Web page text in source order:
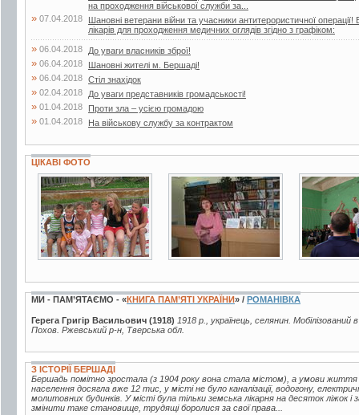
на проходження військової служби за...
» 07.04.2018
Шановні ветерани війни та учасники антитерористичної
лікарів для проходження медичних оглядів згідно з графіком:
» 06.04.2018 До уваги власників зброї!
» 06.04.2018 Шановні жителі м. Бершаді!
» 06.04.2018 Стіл знахідок
» 02.04.2018 До уваги представників громадськості!
» 01.04.2018 Проти зла – усією громадою
» 01.04.2018 На військову службу за контрактом
ЦІКАВІ ФОТО
8 фото 3 фото 5 фото
МИ - ПАМ’ЯТАЄМО - «КНИГА ПАМ’ЯТІ УКРАЇНИ» / РОМАНІВКА
Герега Григір Васильович (1918) 1918 р., українець, селянин.
Похов. Ржевський р-н, Тверська обл.
З ІСТОРІЇ БЕРШАДІ
Бершадь помітно зростала (з 1904 року вона стала містом), а умови
населення досягла вже 12 тис, у місті не було каналізації, водогону,
молитовних будинків. У місті була тільки земська лікарня на десяток ліжок
змінити таке становище, трудящі боролися за свої права...